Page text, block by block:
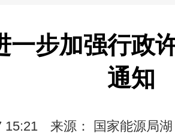
一步加强行政
通知
15:21
来源： 国家能源局湖